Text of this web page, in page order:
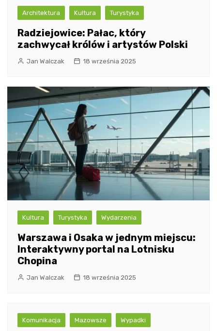
Architektura Kultura Turystyka
Radziejowice: Pałac, który
zachwycał królów i artystów Polski
Jan Walczak 18 września 2025
Kultura Turystyka Wydarzenia
Warszawa i Osaka w jednym miejscu:
Interaktywny portal na Lotnisku
Chopina
Jan Walczak 18 września 2025
Komunikacja Mazowsze Wypadki